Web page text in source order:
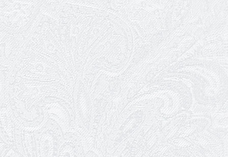
22.01.2026
Ювілей Ольги Зеленянської
21.01.2026
Ювілей Ніни Ярован
19.01.2026 WhitePress Ukraine
Разом завдяки культурі. Як Одеський
академічний театр музичної комедії
долає самотність сучасної епохи
14.01.2026
Ювілей Ігоря Дідурка